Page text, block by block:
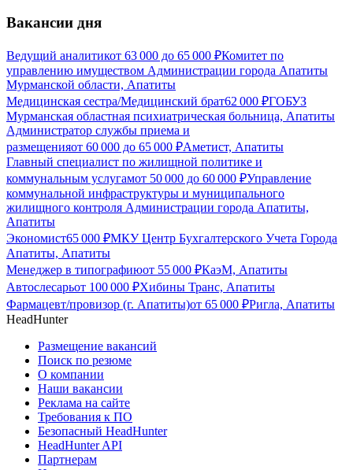
Вакансии дня
Ведущий аналитикот 63 000 до 65 000 ₽Комитет по
управлению имуществом Администрации города Апатиты
Мурманской области, Апатиты
Медицинская сестра/Медицинский брат62 000 ₽ГОБУЗ
Мурманская областная психиатрическая больница, Апатиты
Администратор службы приема и
размещенияот 60 000 до 65 000 ₽Аметист, Апатиты
Главный специалист по жилищной политике и
коммунальным услугамот 50 000 до 60 000 ₽Управление
коммунальной инфраструктуры и муниципального
жилищного контроля Администрации города Апатиты,
Апатиты
Экономист65 000 ₽МКУ Центр Бухгалтерского Учета Города
Апатиты, Апатиты
Менеджер в типографиюот 55 000 ₽КаэМ, Апатиты
Автослесарьот 100 000 ₽Хибины Транс, Апатиты
Фармацевт/провизор (г. Апатиты)от 65 000 ₽Ригла, Апатиты
HeadHunter
Размещение вакансий
Поиск по резюме
О компании
Наши вакансии
Реклама на сайте
Требования к ПО
Безопасный HeadHunter
HeadHunter API
Партнерам